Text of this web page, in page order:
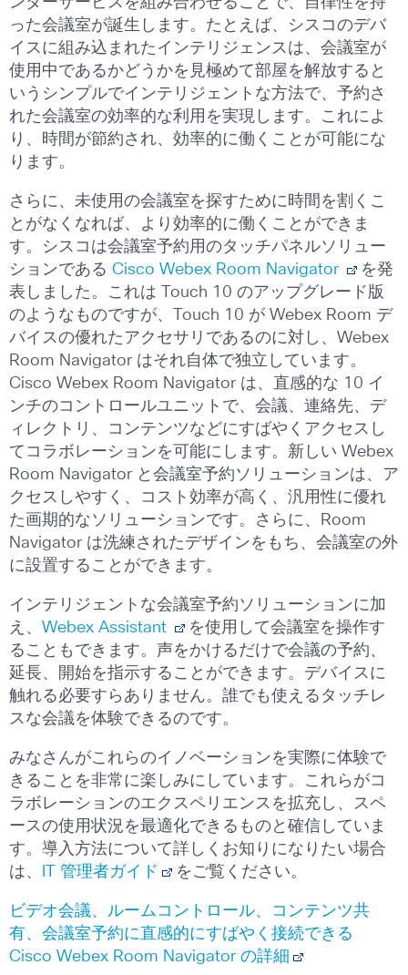
った会議室が誕生します。たとえば、シスコのデバ
イスに組み込まれたインテリジェンスは、会議室が
使用中であるかどうかを見極めて部屋を解放すると
いうシンプルでインテリジェントな方法で、予約さ
れた会議室の効率的な利用を実現します。これによ
り、時間が節約され、効率的に働くことが可能にな
ります。
さらに、未使用の会議室を探すために時間を割くこ
とがなくなれば、より効率的に働くことができま
す。シスコは会議室予約用のタッチパネルソリュー
ションである Cisco Webex Room Navigator
を発
表しました。これは Touch 10 のアップグレード版
のようなものですが、Touch 10 が Webex Room デ
バイスの優れたアクセサリであるのに対し、Webex
Room Navigator はそれ自体で独立しています。
Cisco Webex Room Navigator は、直感的な 10 イ
ンチのコントロールユニットで、会議、連絡先、デ
ィレクトリ、コンテンツなどにすばやくアクセスし
てコラボレーションを可能にします。新しい Webex
Room Navigator と会議室予約ソリューションは、ア
クセスしやすく、コスト効率が高く、汎用性に優れ
た画期的なソリューションです。さらに、Room
Navigator は洗練されたデザインをもち、会議室の外
に設置することができます。
インテリジェントな会議室予約ソリューションに加
え、 Webex Assistant
を使用して会議室を操作す
ることもできます。声をかけるだけで会議の予約、
延長、開始を指示することができます。デバイスに
触れる必要すらありません。誰でも使えるタッチレ
スな会議を体験できるのです。
みなさんがこれらのイノベーションを実際に体験で
きることを非常に楽しみにしています。これらがコ
ラボレーションのエクスペリエンスを拡充し、スペ
ースの使用状況を最適化できるものと確信していま
す。導入方法について詳しくお知りになりたい場合
は、
IT 管理者ガイド をご覧ください。
ビデオ会議、ルームコントロール、コンテンツ共
有、会議室予約に直感的にすばやく接続できる
Cisco Webex Room Navigator の詳細